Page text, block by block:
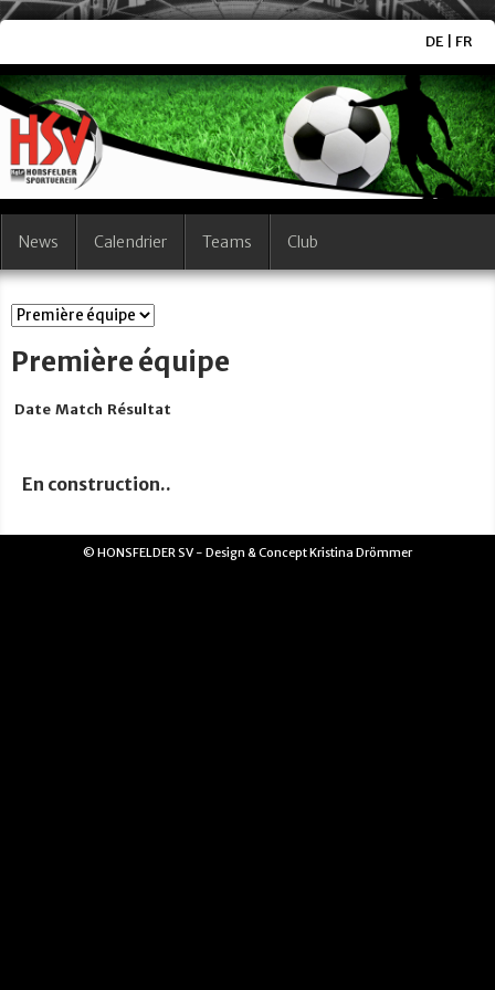
DE FR
News Calendrier Teams Club
Première équipe
Date Match Résultat
En construction..
© HONSFELDER SV - Design & Concept Kristina Drömmer